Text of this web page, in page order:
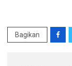
Bagikan